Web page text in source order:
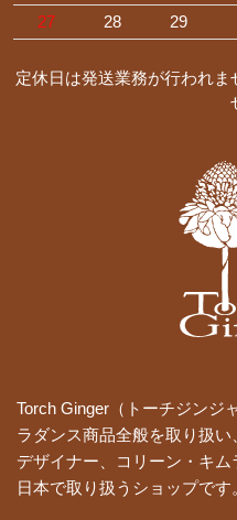
27
28 29
定休日は発送業務が行われ
Torch Ginger（トーチジンジ
ラダンス商品全般を取り扱
デザイナー、コリーン・キ
日本で取り扱うショップです